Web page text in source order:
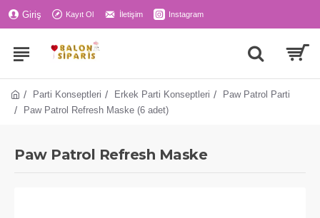
Giriş Kayıt Ol İletişim Instagram
Parti Konseptleri Erkek Parti Konseptleri
Paw Patrol Parti
Paw Patrol Refresh Maske (6 adet)
Paw Patrol Refresh Maske